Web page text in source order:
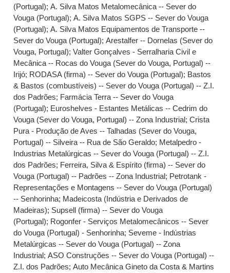
(Portugal);A. Silva Matos Metalomecânica -- Sever do
Vouga (Portugal);A. Silva Matos SGPS -- Sever do Vouga
(Portugal);A. Silva Matos Equipamentos de Transporte --
Sever do Vouga (Portugal);Arestalfer -- Dornelas (Sever do
Vouga, Portugal);Valter Gonçalves - Serralharia Civil e
Mecânica -- Rocas do Vouga (Sever do Vouga, Portugal) --
Irijó; RODASA (firma) -- Sever do Vouga (Portugal); Bastos
& Bastos (combustíveis) -- Sever do Vouga (Portugal) -- Z.I.
dos Padrões; Farmácia Terra -- Sever do Vouga
(Portugal); Euroshelves - Estantes Metálicas -- Cedrim do
Vouga (Sever do Vouga, Portugal) -- Zona Industrial;Crista
Pura - Produção de Aves -- Talhadas (Sever do Vouga,
Portugal) -- Silveira -- Rua de São Geraldo; Metalpedro -
Industrias Metalúrgicas -- Sever do Vouga (Portugal) -- Z.I.
dos Padrões; Ferreira, Silva & Espírito (firma) -- Sever do
Vouga (Portugal) -- Padrões -- Zona Industrial; Petrotank -
Representações e Montagens -- Sever do Vouga (Portugal)
-- Senhorinha; Madeicosta (Indústria e Derivados de
Madeiras); Supsell (firma) -- Sever do Vouga
(Portugal); Rogonfer - Serviços Metalomecânicos -- Sever
do Vouga (Portugal) - Senhorinha; Seveme - Indústrias
Metalúrgicas -- Sever do Vouga (Portugal) -- Zona
Industrial;ASO Construções -- Sever do Vouga (Portugal) --
Z.I. dos Padrões;Auto Mecânica Gineto da Costa & Martins